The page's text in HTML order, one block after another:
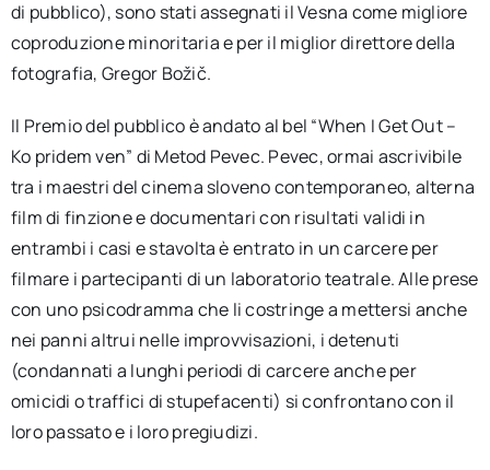
di pubblico), sono stati assegnati il Vesna come migliore
coproduzione minoritaria e per il miglior direttore della
fotografia, Gregor Božič.
Il Premio del pubblico è andato al bel “When I Get Out –
Ko pridem ven” di Metod Pevec. Pevec, ormai ascrivibile
tra i maestri del cinema sloveno contemporaneo, alterna
film di finzione e documentari con risultati validi in
entrambi i casi e stavolta è entrato in un carcere per
filmare i partecipanti di un laboratorio teatrale. Alle prese
con uno psicodramma che li costringe a mettersi anche
nei panni altrui nelle improvvisazioni, i detenuti
(condannati a lunghi periodi di carcere anche per
omicidi o traffici di stupefacenti) si confrontano con il
loro passato e i loro pregiudizi.